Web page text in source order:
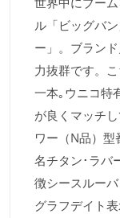
ル「ビッグバ
ー」。ブラン
力抜群です。
一本｡ウニコ特
が良くマッチ
ワー（N品）
名チタン･ラバ
徴シースルー
グラフデイト